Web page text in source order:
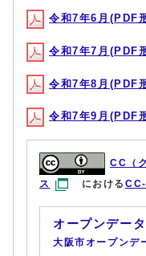
令和7年6月(PDF
令和7年7月(PDF
令和7年8月(PDF
令和7年9月(PDF
CC（
ス
における
オープンデー
大阪市オープンデ